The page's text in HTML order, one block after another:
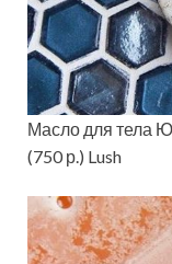
Масло для тела
(750 р.) Lush